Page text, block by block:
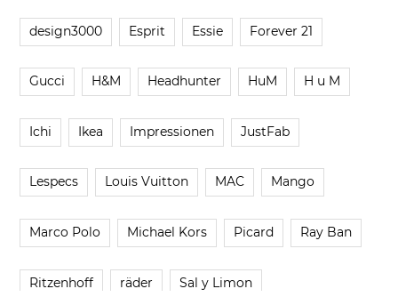
design3000 Esprit Essie Forever 21
Gucci H&M Headhunter HuM H u M
Ichi Ikea Impressionen JustFab
Lespecs Louis Vuitton MAC Mango
Marco Polo Michael Kors Picard Ray Ban
Ritzenhoff räder Sal y Limon